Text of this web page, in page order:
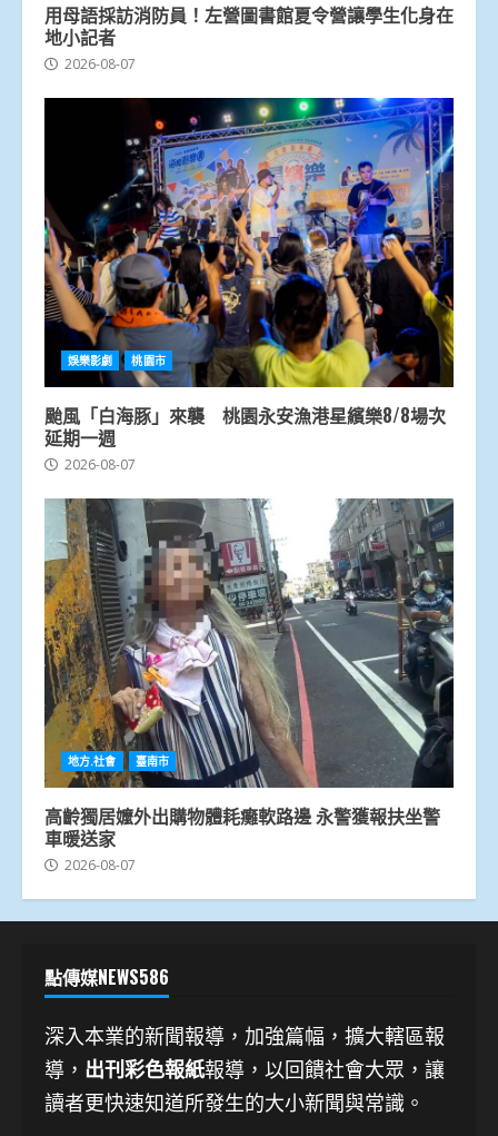
用母語採訪消防員！左營圖書館夏令營讓學生化身在
地小記者
2026-08-07
娛樂影劇 桃園市
颱風「白海豚」來襲 桃園永安漁港星繽樂8/8場次
延期一週
2026-08-07
地方.社會 臺南市
高齡獨居嬤外出購物體耗癱軟路邊 永警獲報扶坐警
車暖送家
2026-08-07
點傳媒NEWS586
深入本業的新聞報導，加強篇幅，擴大轄區報
導， 出刊彩色報紙報導，以回饋社會大眾，讓
讀者更快速知道所發生的大小新聞與常識。